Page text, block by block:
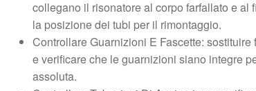
collegano il risonatore al corpo farfallato e al
la posizione dei tubi per il rimontaggio.
Controllare Guarnizioni E Fascette: sostituire
e verificare che le guarnizioni siano integre
assoluta.